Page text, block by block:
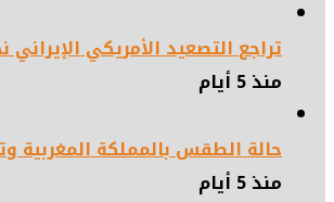
تراجع التصعيد الأمريكي
منذ 5 أيام
حالة الطقس بالمملكة المغربية
منذ 5 أيام